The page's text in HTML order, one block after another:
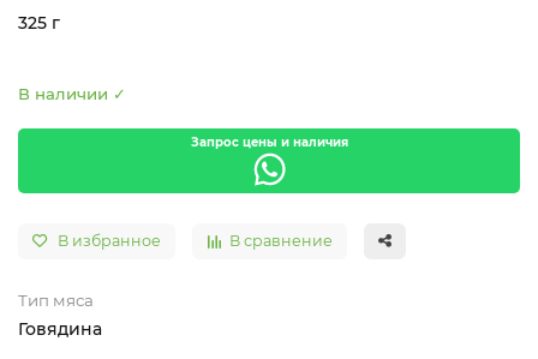
325 г
В наличии ✓
Запрос цены и наличия
В избранное В сравнение
Тип мяса
Говядина